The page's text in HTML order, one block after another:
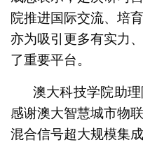
院推进国际交流、培
亦为吸引更多有实力
了重要平台。
澳大科技学院助
感谢澳大智慧城市物
混合信号超大规模集